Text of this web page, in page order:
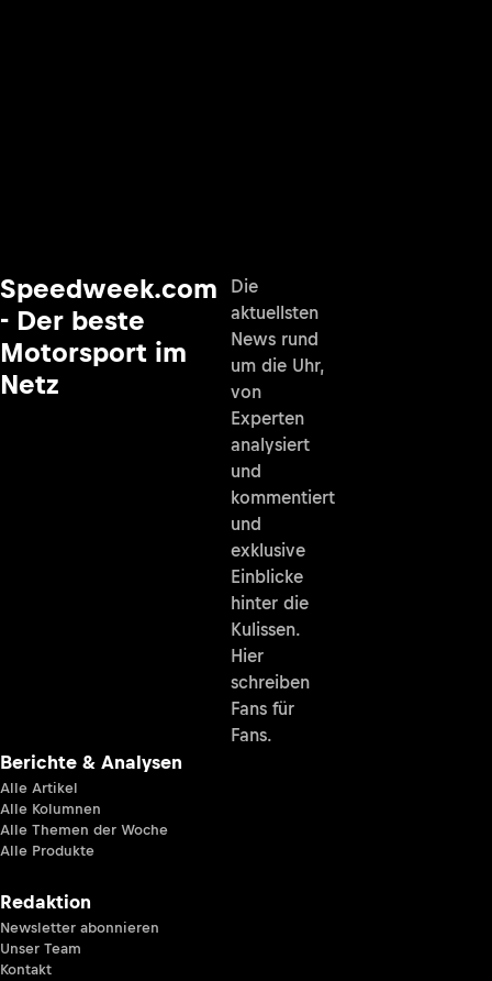
Speedweek.com
- Der beste
Motorsport im
Netz
Die
aktuellsten
News rund
um die Uhr,
von
Experten
analysiert
und
kommentiert
und
exklusive
Einblicke
hinter die
Kulissen.
Hier
schreiben
Fans für
Fans.
Berichte & Analysen
Alle Artikel
Alle Kolumnen
Alle Themen der Woche
Alle Produkte
Redaktion
Newsletter abonnieren
Unser Team
Kontakt